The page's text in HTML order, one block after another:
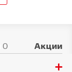
0 Акции